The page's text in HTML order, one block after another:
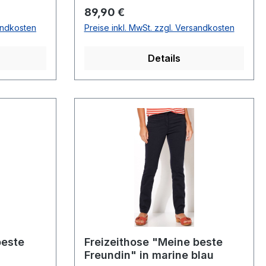
PREIS=89,90Farbe: Uni
CashewForm: MIAMit elastischem
BundMit Eingrifftaschen98 %
waschbarModell Nr.: 208605Farbe:
907
Regulärer Preis:
89,90 €
Preise inkl. MwSt. zzgl. Versandkosten
Details
Freizeithose "Meine beste
Freundin" in marine blau